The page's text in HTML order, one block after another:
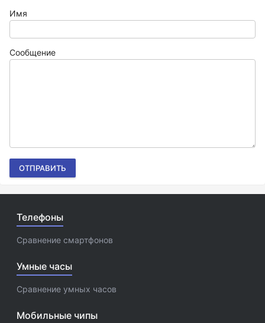
Имя
Сообщение
ОТПРАВИТЬ
Телефоны
Сравнение смартфонов
Умные часы
Сравнение умных часов
Мобильные чипы